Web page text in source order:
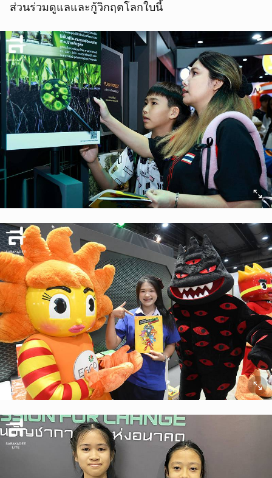
ส่วนร่วมดูแลและกู้วิกฤตโลกใบนี้
ยกเลิก